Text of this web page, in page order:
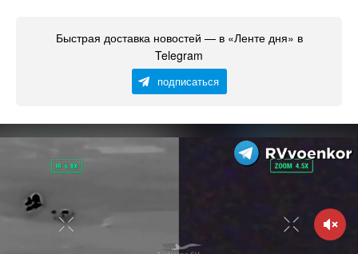
Быстрая доставка новостей — в «Ленте дня» в
Telegram
подписаться